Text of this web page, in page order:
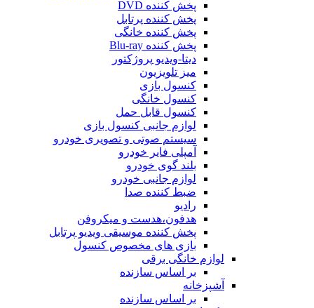
پخش کننده DVD
پخش کننده پرتابل
پخش کننده خانگی
پخش کننده Blu-ray
دیتا-ویدیو پروژکتور
میز تلویزیون
کنسول بازی
کنسول خانگی
کنسول قابل حمل
لوازم جانبی کنسول بازی
سیستم صوتی و تصویری خودرو
آمپلی فایر خودرو
بلند گوی خودرو
لوازم جانبی خودرو
ضبط کننده صدا
رادیو
هدفون،هدست و میکروفن
پخش کننده موسیقی ویدیو پرتابل
بازی های مخصوص کنسول
لوازم خانگی برقی
بر اساس سازنده
آشپزخانه
بر اساس سازنده